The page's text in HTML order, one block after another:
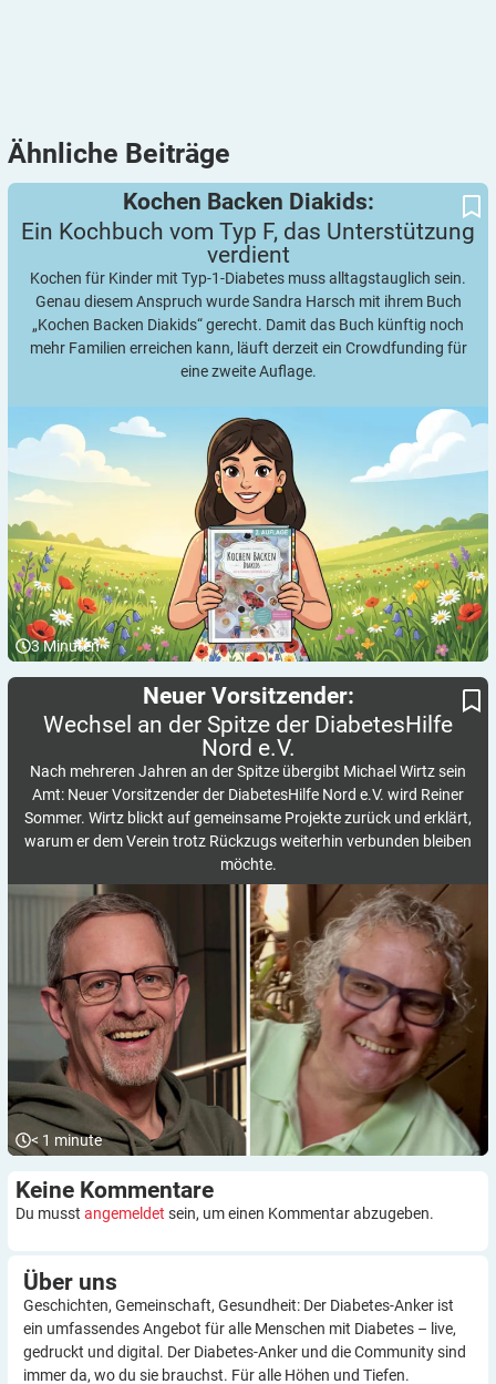
Ähnliche Beiträge
Kochen Backen Diakids:
Ein Kochbuch vom Typ F, das Unterstützung verdient
Kochen Backen Diakids:
Ein Kochbuch vom Typ F, das Unterstützung
verdient
Kochen für Kinder mit Typ-1-Diabetes muss alltagstauglich sein.
Genau diesem Anspruch wurde Sandra Harsch mit ihrem Buch
„Kochen Backen Diakids“ gerecht. Damit das Buch künftig noch
mehr Familien erreichen kann, läuft derzeit ein Crowdfunding für
eine zweite Auflage.
3Minuten
Neuer Vorsitzender:
Wechsel an der Spitze der DiabetesHilfe Nord e.V.
Neuer Vorsitzender:
Wechsel an der Spitze der DiabetesHilfe
Nord e.V.
Nach mehreren Jahren an der Spitze übergibt Michael Wirtz sein
Amt: Neuer Vorsitzender der DiabetesHilfe Nord e.V. wird Reiner
Sommer. Wirtz blickt auf gemeinsame Projekte zurück und erklärt,
warum er dem Verein trotz Rückzugs weiterhin verbunden bleiben
möchte.
< 1 minute
Keine Kommentare
Du musst angemeldet sein, um einen Kommentar abzugeben.
Über uns
Geschichten, Gemeinschaft, Gesundheit: Der Diabetes-Anker ist
ein umfassendes Angebot für alle Menschen mit Diabetes – live,
gedruckt und digital. Der Diabetes-Anker und die Community sind
immer da, wo du sie brauchst. Für alle Höhen und Tiefen.